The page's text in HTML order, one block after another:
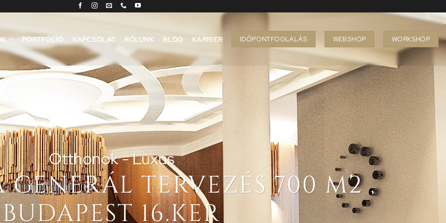
PORTFÓLIÓ KAPCSOLAT RÓLUNK BLOG KARRIER IDŐPONTFOGLALÁS WEBSHOP WORKSHOP
Otthonok - Luxus
TERVEZÉS 700 M2 ,
BUDAPEST 16.KER